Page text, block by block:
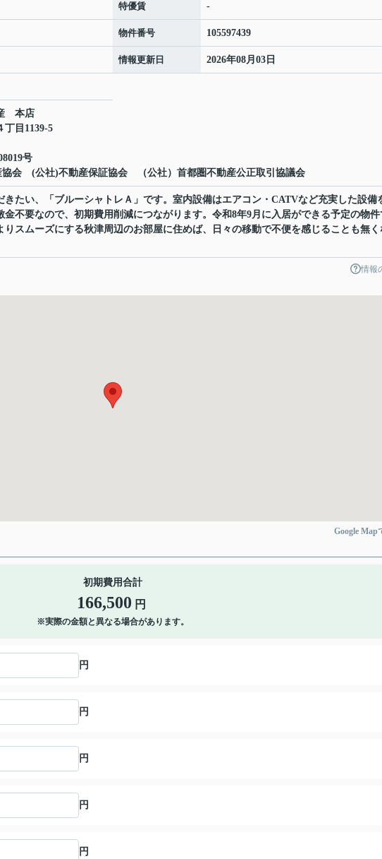
特優賃 -
物件番号 105597439
情報更新日 2026年08月03日
本店
丁目1139-5
号
協会 (公社)不動産保証協会 （公社）首都圏不動産公正取引協議会
きたい、「ブルーシャトレＡ」です。室内設備はエアコン・CATVなど充実した設備
金不要なので、初期費用削減につながります。令和8年9月に入居ができる予定の物件
りスムーズにする秋津周辺のお部屋に住めば、日々の移動で不便を感じることも無く
情報
Google Map
初期費用合計
166,500 円
※実際の金額と異なる場合があります。
円
円
円
円
円